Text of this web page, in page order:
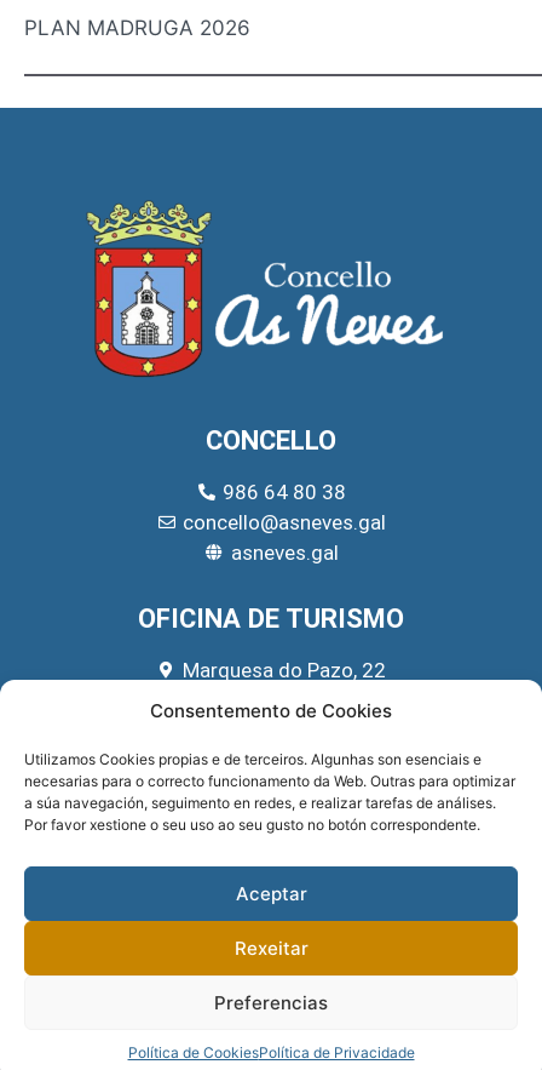
Consentemento de Cookies
Utilizamos Cookies propias e de terceiros. Algunhas son esenciais e
necesarias para o correcto funcionamento da Web. Outras para optimizar
a súa navegación, seguimento en redes, e realizar tarefas de análises.
Por favor xestione o seu uso ao seu gusto no botón correspondente.
Aceptar
Rexeitar
Preferencias
Política de CookiesPolítica de Privacidade
PLAN MADRUGA 2026
CONCELLO
986 64 80 38
concello@asneves.gal
asneves.gal
OFICINA DE TURISMO
Marquesa do Pazo, 22
666 39 45 65
REDES SOCIAIS
DEPUTACIÓN DE PONTEVEDRA .PRIVACIDADE